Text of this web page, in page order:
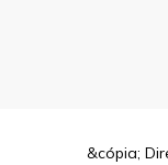
&cópia;